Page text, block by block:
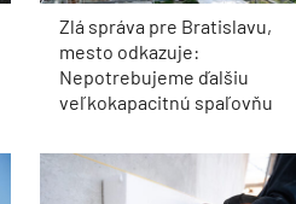
Zlá správa pre Bratislavu,
mesto odkazuje:
Nepotrebujeme ďalšiu
veľkokapacitnú spaľovňu